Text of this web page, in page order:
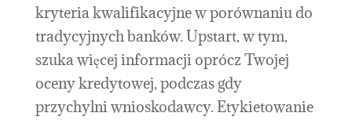
kryteria kwalifikacyjne w porównaniu do
tradycyjnych banków. Upstart, w tym,
szuka więcej informacji oprócz Twojej
oceny kredytowej, podczas gdy
przychylni wnioskodawcy. Etykietowanie